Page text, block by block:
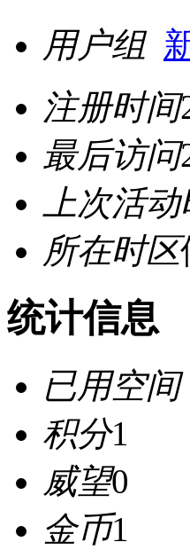
用户组
注册时间
最后访问
上次活
所在时区
统计信息
已用空间
积分1
威望0
金币1